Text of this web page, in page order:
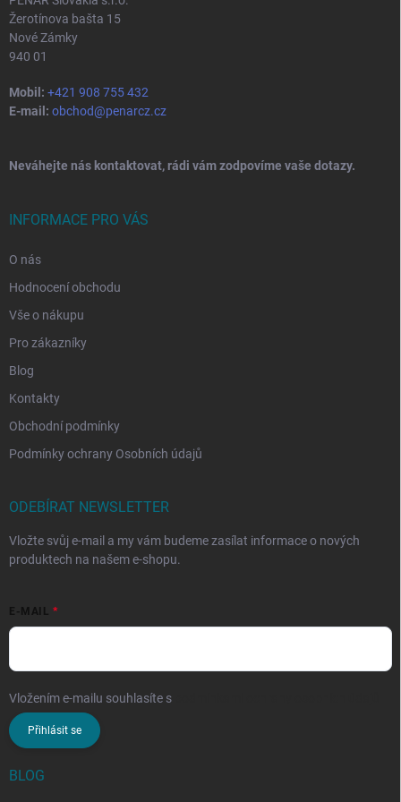
Žerotínova bašta 15
Nové Zámky
940 01
Mobil: +421 908 755 432
E-mail: obchod@penarcz.cz
Neváhejte nás kontaktovat, rádi vám zodpovíme vaše dotazy.
INFORMACE PRO VÁS
O nás
Hodnocení obchodu
Vše o nákupu
Pro zákazníky
Blog
Kontakty
Obchodní podmínky
Podmínky ochrany Osobních údajů
ODEBÍRAT NEWSLETTER
Vložte svůj e-mail a my vám budeme zasílat informace o nových
produktech na našem e-shopu.
E-MAIL
Vložením e-mailu souhlasíte s
Přihlásit se
BLOG